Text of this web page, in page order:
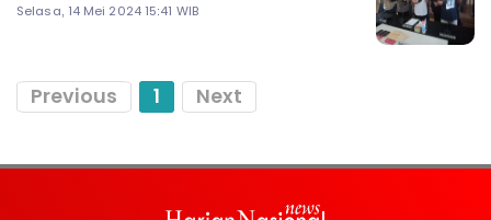
Selasa, 14 Mei 2024 15:41 WIB
Previous 1 Next